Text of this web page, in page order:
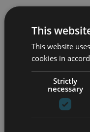
This
This website
cookies in
Strictly
necessary